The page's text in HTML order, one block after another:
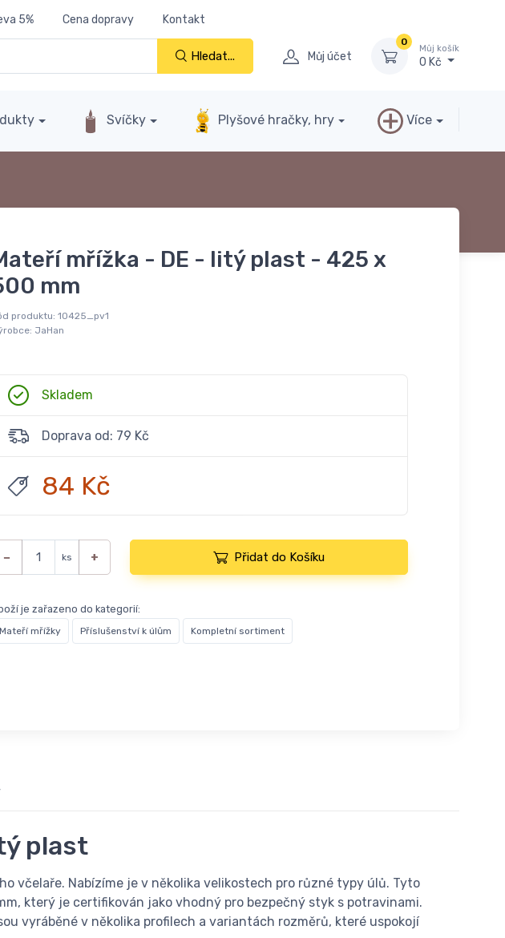
5% Cena dopravy Kontakt
Hledat... Můj účet
0
Můj košík
0 Kč
Svíčky Plyšové hračky, hry Více
mřížka - DE - litý plast - 425 x
mm
produktu: 10425_pv1
JaHan
Skladem
Doprava od: 79 Kč
84 Kč
− ks + Přidat do Košíku
je zařazeno do kategorií:
Mateří mřížky Příslušenství k úlům Kompletní sortiment
plast
včelaře. Nabízíme je v několika velikostech pro různé typy úlů. Tyto
který je certifikován jako vhodný pro bezpečný styk s potravinami.
vyráběné v několika profilech a variantách rozměrů, které uspokojí